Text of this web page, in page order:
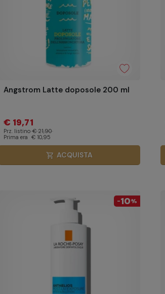
Angstrom Latte doposole 200 ml
€ 19,71
Prz. listino € 21,90
Prima era € 10,95
shopping_cart ACQUISTA
-10%